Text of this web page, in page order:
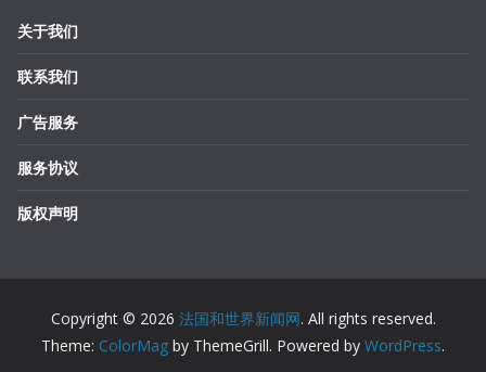
关于我们
联系我们
广告服务
服务协议
版权声明
Copyright © 2026 法国和世界新闻网. All rights reserved.
Theme: ColorMag by ThemeGrill. Powered by WordPress.